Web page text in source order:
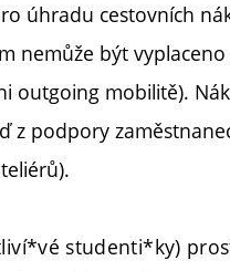
úhradu cestovních
nemůže být
outgoing mobilitě).
z podpory
studenti*ky)